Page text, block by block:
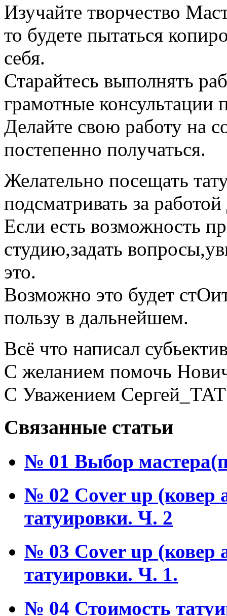
Изучайте творчество
то будете пытаться
себя.
Старайтесь выполнять
грамотные консультации
Делайте свою работу на
постепенно получаться.
Желательно посещать
подсматривать за
Если есть возможность
студию,задать
это.
Возможно это будет
пользу в дальнейшем.
Всё что написал
С желанием помочь
С Уважением
Связанные статьи
№ 01 Выбор
№ 02 Cover up (ковер
татуировки. Ч. 2
№ 03 Cover up (ковер
татуировки. Ч. 1.
№ 04 Стоимость